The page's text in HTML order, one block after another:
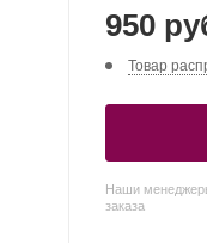
950
Товар
Наши
заказа